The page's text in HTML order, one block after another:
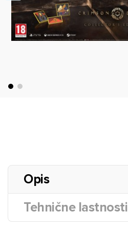
Opis
Tehnične lastnosti